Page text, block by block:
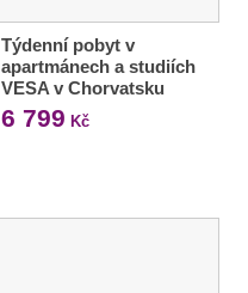
Týdenní pobyt v
apartmánech a studiích
VESA v Chorvatsku
6 799 Kč